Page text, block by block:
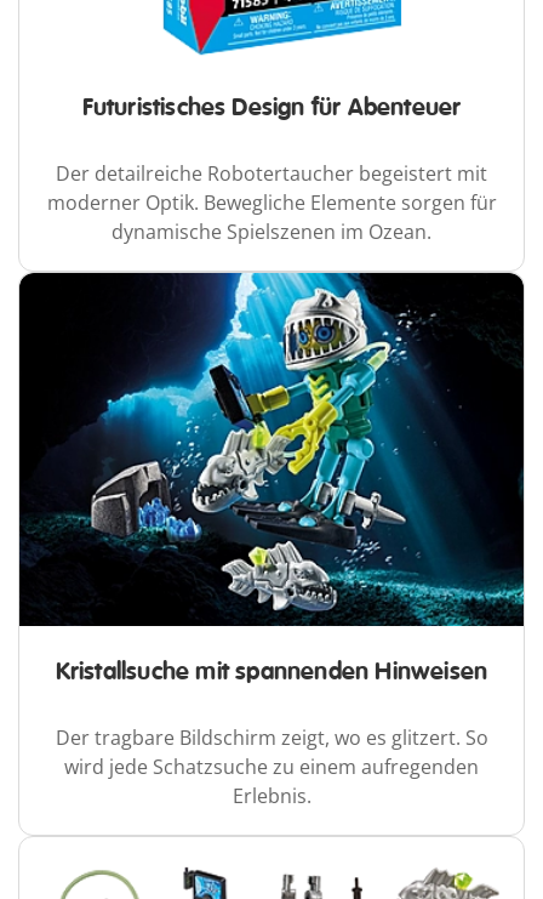
Futuristisches Design für Abenteuer
Der detailreiche Robotertaucher begeistert mit
moderner Optik. Bewegliche Elemente sorgen für
dynamische Spielszenen im Ozean.
Kristallsuche mit spannenden Hinweisen
Der tragbare Bildschirm zeigt, wo es glitzert. So
wird jede Schatzsuche zu einem aufregenden
Erlebnis.